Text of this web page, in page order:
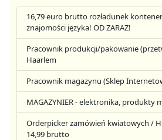
16,79 euro brutto rozładunek
znajomości języka! OD ZARAZ!
Pracownik produkcji/pakowanie
Haarlem
Pracownik magazynu (Sklep
MAGAZYNIER - elektronika, produkty
Orderpicker zamówień kwiatowych /
14,99 brutto